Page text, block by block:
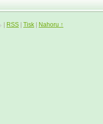
RSS Tisk Nahoru ↑